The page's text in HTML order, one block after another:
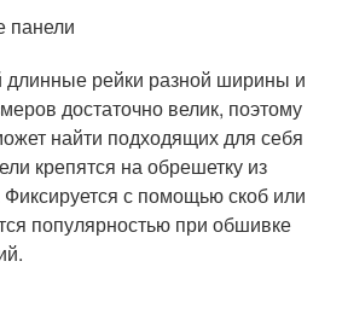
панели
длинные рейки разной ширины и
достаточно велик, поэтому
найти подходящих для себя
крепятся на обрешетку из
с помощью скоб или
популярностью при обшивке